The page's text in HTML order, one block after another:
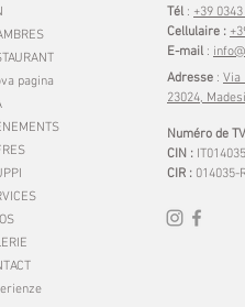
pagina
Tél : +39
Cellulaire :
E-mail :
Adresse : Via
23024,
Numéro de
CIN :
CIR : 014035-